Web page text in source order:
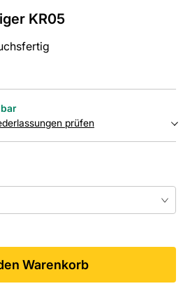
KR05
prüfen
Warenkorb